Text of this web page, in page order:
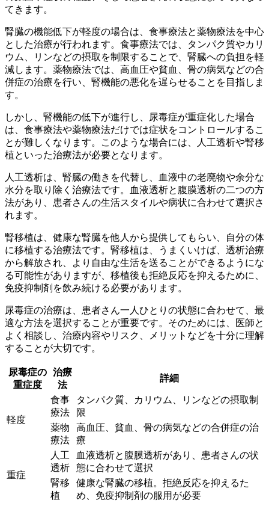
てきます。
腎臓の機能低下が軽度の場合は、食事療法と薬物療法を中心
とした治療が行われます。食事療法では、
タンパク質やカリ
ウム、リンなどの摂取を制限することで、腎臓への負担を軽
減します。薬物療法では、 高血圧や貧血、骨の病気などの合
併症の治療を行い、腎機能の悪化を遅らせることを目指しま
す。
しかし、腎機能の低下が進行し、尿毒症が重症化した場合
は、食事療法や薬物療法だけでは症状をコントロールするこ
とが難しくなります。このような場合には、
人工透析や腎移
植といった治療法が必要となります。
人工透析は、腎臓の働きを代替し、血液中の老廃物や余分な
水分を取り除く治療法です。血液透析と腹膜透析の二つの方
法があり、患者さんの生活スタイルや病状に合わせて選択さ
れます。
腎移植は、健康な腎臓を他人から提供してもらい、自分の体
に移植する治療法です。腎移植は、
うまくいけば、透析治療
から解放され、より自由な生活を送ることができるようにな
る可能性がありますが、移植後も拒絶反応を抑えるために、
免疫抑制剤を飲み続ける必要があります。
尿毒症の治療は、患者さん一人ひとりの状態に合わせて、最
適な方法を選択することが重要です。そのためには、医師と
よく相談し、治療内容やリスク、メリットなどを十分に理解
することが大切です。
尿毒症の
重症度
治療
法
詳細
軽度
食事
療法
タンパク質、カリウム、リンなどの摂取制
限
薬物
療法
高血圧、貧血、骨の病気などの合併症の治
療
重症
人工
透析
血液透析と腹膜透析があり、患者さんの状
態に合わせて選択
腎移
植
健康な腎臓の移植。拒絶反応を抑えるた
め、免疫抑制剤の服用が必要